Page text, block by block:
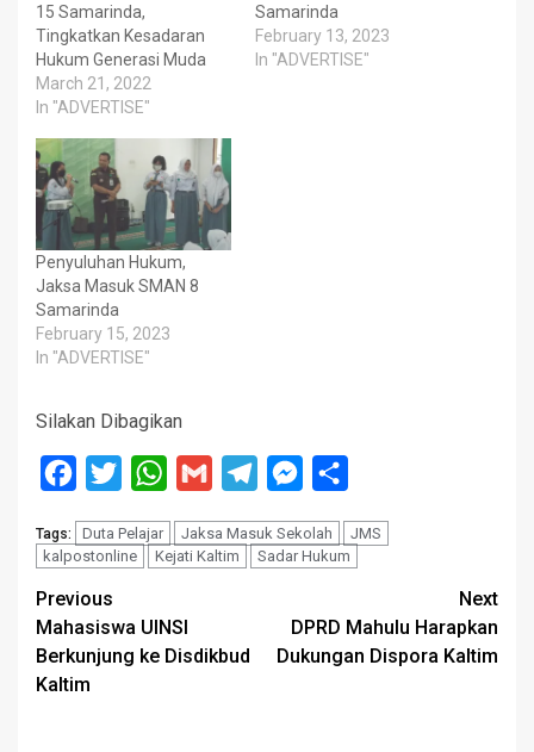
15 Samarinda,
Tingkatkan Kesadaran
Hukum Generasi Muda
March 21, 2022
In "ADVERTISE"
Samarinda
February 13, 2023
In "ADVERTISE"
Penyuluhan Hukum,
Jaksa Masuk SMAN 8
Samarinda
February 15, 2023
In "ADVERTISE"
Silakan Dibagikan
Facebook
Twitter WhatsApp
Gmail TelegramMessenger
Tags: Duta Pelajar Jaksa Masuk Sekolah
JMS
kalpostonline
Kejati Kaltim Sadar Hukum
Post
navigation
Previous
Mahasiswa UINSI
Berkunjung ke Disdikbud
Kaltim
Next
DPRD Mahulu Harapkan
Dukungan Dispora Kaltim